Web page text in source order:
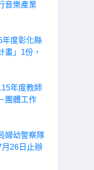
音樂產業
年度彰化縣
畫」1份，
年度教師
團體工作
婦幼警察隊
26日止辦